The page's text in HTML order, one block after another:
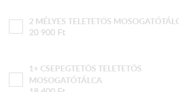
2 MÉLYES TELETETŐS
20 900 Ft
1+ CSEPEGTETŐS TELETETŐS
MOSOGATÓTÁLCA